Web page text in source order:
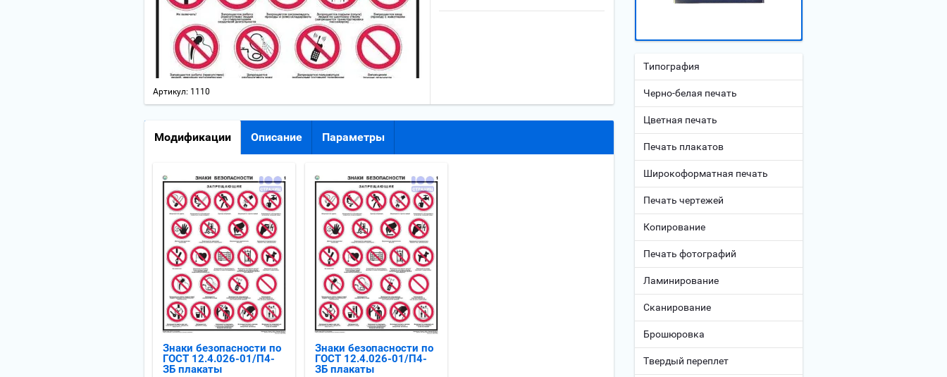
Артикул: 1110
Модификации Описание Параметры
Знаки безопасности по
ГОСТ 12.4.026-01/П4-
ЗБ плакаты
Знаки безопасности по
ГОСТ 12.4.026-01/П4-
ЗБ плакаты
Типография
Черно-белая печать
Цветная печать
Печать плакатов
Широкоформатная печать
Печать чертежей
Копирование
Печать фотографий
Ламинирование
Сканирование
Брошюровка
Твердый переплет